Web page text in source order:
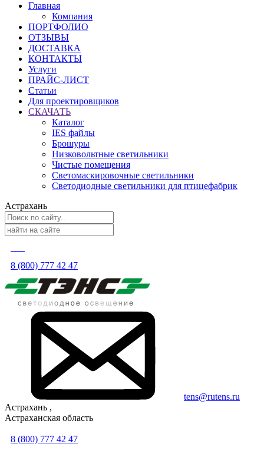
Главная
Компания
ПОРТФОЛИО
ОТЗЫВЫ
ДОСТАВКА
КОНТАКТЫ
Услуги
ПРАЙС-ЛИСТ
Статьи
Для проектировщиков
СКАЧАТЬ
Каталог
IES файлы
Брошуры
Низковольтные светильники
Чистые помещения
Светомаскировочные светильники
Светодиодные светильники для птицефабрик
Астрахань
8 (800) 777 42 47
tens@rutens.ru
Астрахань ,
Астраханская область
8 (800) 777 42 47